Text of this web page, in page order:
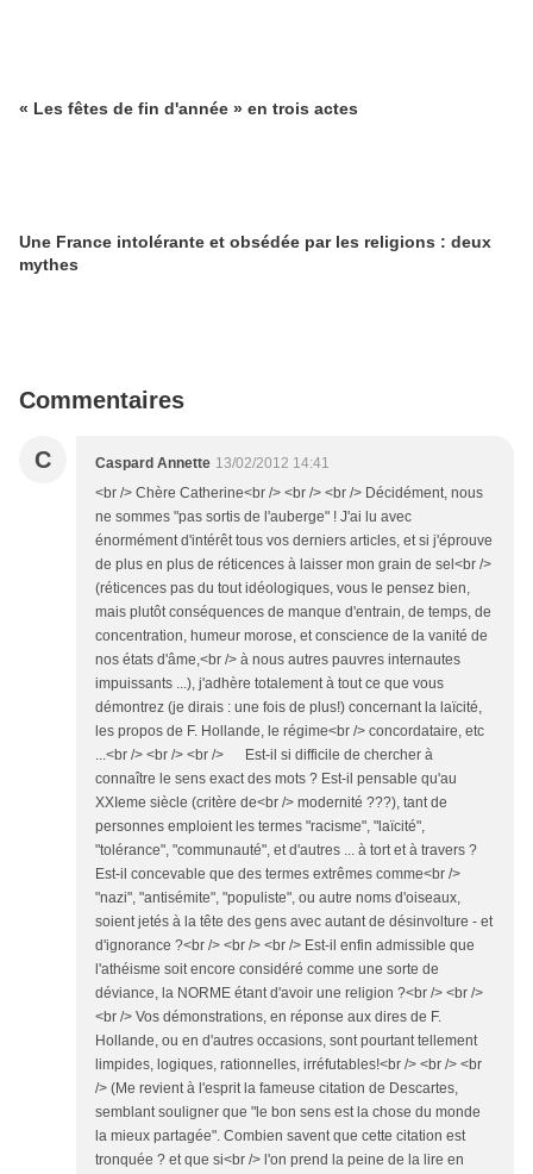
« Les fêtes de fin d'année » en trois actes
Une France intolérante et obsédée par les religions : deux
mythes
Commentaires
C Caspard Annette 13/02/2012 14:41
<br /> Chère Catherine<br /> <br /> <br /> Décidément, nous
ne sommes "pas sortis de l'auberge" ! J'ai lu avec
énormément d'intérêt tous vos derniers articles, et si j'éprouve
de plus en plus de réticences à laisser mon grain de sel<br />
(réticences pas du tout idéologiques, vous le pensez bien,
mais plutôt conséquences de manque d'entrain, de temps, de
concentration, humeur morose, et conscience de la vanité de
nos états d'âme,<br /> à nous autres pauvres internautes
impuissants ...), j'adhère totalement à tout ce que vous
démontrez (je dirais : une fois de plus!) concernant la laïcité,
les propos de F. Hollande, le régime<br /> concordataire, etc
...<br /> <br /> <br /> Est-il si difficile de chercher à
connaître le sens exact des mots ? Est-il pensable qu'au
XXIeme siècle (critère de<br /> modernité ???), tant de
personnes emploient les termes "racisme", "laïcité",
"tolérance", "communauté", et d'autres ... à tort et à travers ?
Est-il concevable que des termes extrêmes comme<br />
"nazi", "antisémite", "populiste", ou autre noms d'oiseaux,
soient jetés à la tête des gens avec autant de désinvolture - et
d'ignorance ?<br /> <br /> <br /> Est-il enfin admissible que
l'athéisme soit encore considéré comme une sorte de
déviance, la NORME étant d'avoir une religion ?<br /> <br />
<br /> Vos démonstrations, en réponse aux dires de F.
Hollande, ou en d'autres occasions, sont pourtant tellement
limpides, logiques, rationnelles, irréfutables!<br /> <br /> <br
/> (Me revient à l'esprit la fameuse citation de Descartes,
semblant souligner que "le bon sens est la chose du monde
la mieux partagée". Combien savent que cette citation est
tronquée ? et que si<br /> l'on prend la peine de la lire en